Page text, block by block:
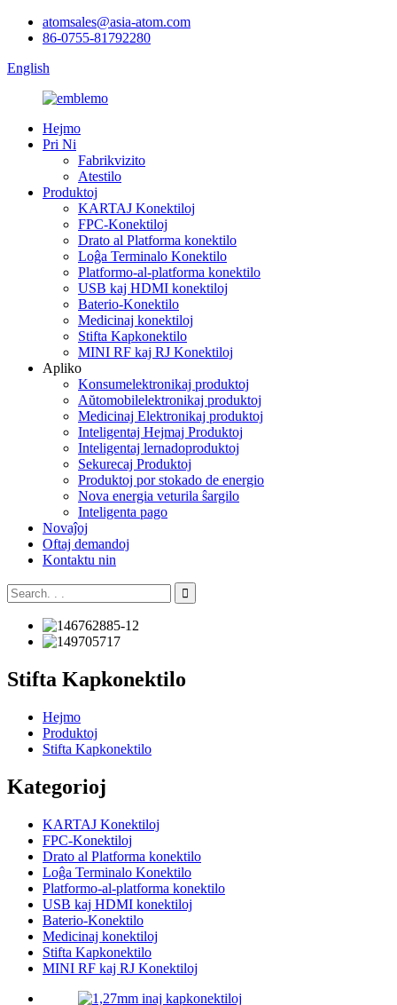
atomsales@asia-atom.com
86-0755-81792280
English
Hejmo
Pri Ni
Fabrikvizito
Atestilo
Produktoj
KARTAJ Konektiloj
FPC-Konektiloj
Drato al Platforma konektilo
Loĝa Terminalo Konektilo
Platformo-al-platforma konektilo
USB kaj HDMI konektiloj
Baterio-Konektilo
Medicinaj konektiloj
Stifta Kapkonektilo
MINI RF kaj RJ Konektiloj
Apliko
Konsumelektronikaj produktoj
Aŭtomobilelektronikaj produktoj
Medicinaj Elektronikaj produktoj
Inteligentaj Hejmaj Produktoj
Inteligentaj lernadoproduktoj
Sekurecaj Produktoj
Produktoj por stokado de energio
Nova energia veturila ŝargilo
Inteligenta pago
Novaĵoj
Oftaj demandoj
Kontaktu nin
Stifta Kapkonektilo
Hejmo
Produktoj
Stifta Kapkonektilo
Kategorioj
KARTAJ Konektiloj
FPC-Konektiloj
Drato al Platforma konektilo
Loĝa Terminalo Konektilo
Platformo-al-platforma konektilo
USB kaj HDMI konektiloj
Baterio-Konektilo
Medicinaj konektiloj
Stifta Kapkonektilo
MINI RF kaj RJ Konektiloj